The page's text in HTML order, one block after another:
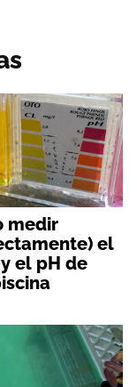
medir
el
el pH de